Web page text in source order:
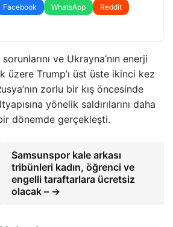
Facebook WhatsApp
Reddit
ve Ukrayna’nın enerji
üzere Trump’ı üst üste ikinci kez
zorlu bir kış öncesinde
yönelik saldırılarını daha
dönemde gerçekleşti.
Samsunspor kale arkası
tribünleri kadın, öğrenci ve
engelli taraftarlara ücretsiz
olacak – →